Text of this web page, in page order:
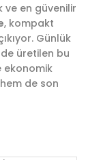
ve en güvenilir
, kompakt
Günlük
üretilen bu
ekonomik
de son